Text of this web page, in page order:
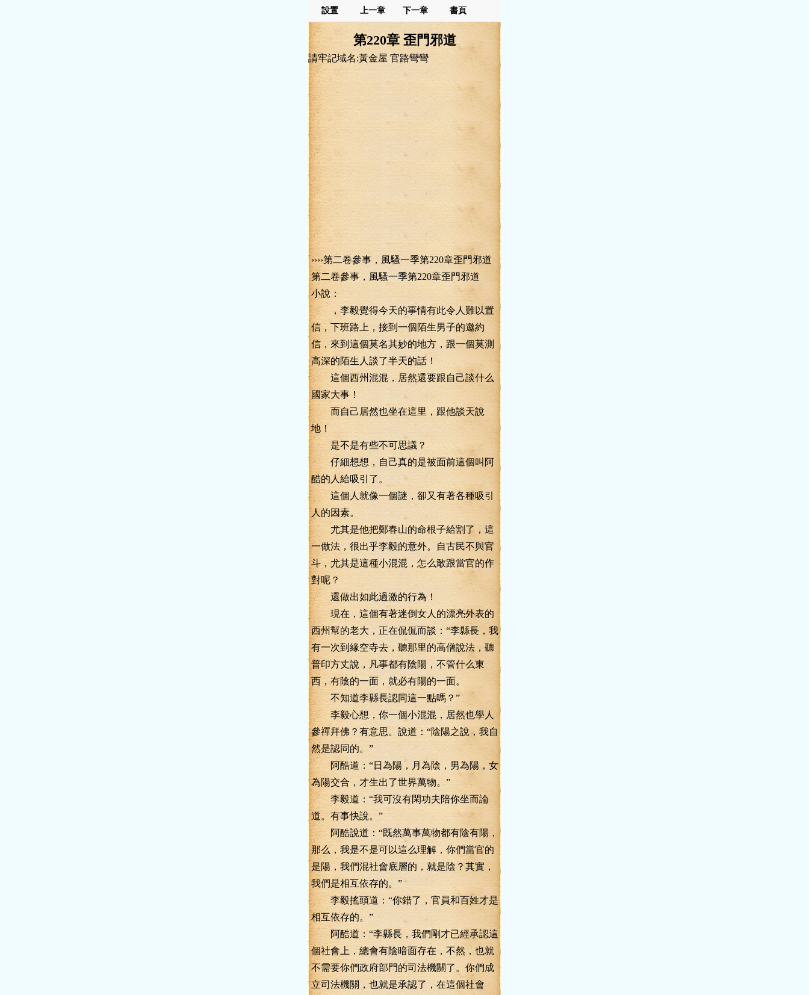
設置 上一章 下一章 書頁
第220章 歪門邪道
請牢記域名:黃金屋 官路彎彎
››››第二卷參事，風騷一季第220章歪門邪道
第二卷參事，風騷一季第220章歪門邪道
小說：
，李毅覺得今天的事情有此令人難以置
信，下班路上，接到一個陌生男子的邀約
信，來到這個莫名其妙的地方，跟一個莫測
高深的陌生人談了半天的話！
這個西州混混，居然還要跟自己談什么
國家大事！
而自己居然也坐在這里，跟他談天說
地！
是不是有些不可思議？
仔細想想，自己真的是被面前這個叫阿
酷的人給吸引了。
這個人就像一個謎，卻又有著各種吸引
人的因素。
尤其是他把鄭春山的命根子給割了，這
一做法，很出乎李毅的意外。自古民不與官
斗，尤其是這種小混混，怎么敢跟當官的作
對呢？
還做出如此過激的行為！
現在，這個有著迷倒女人的漂亮外表的
西州幫的老大，正在侃侃而談：“李縣長，我
有一次到緣空寺去，聽那里的高僧說法，聽
普印方丈說，凡事都有陰陽，不管什么東
西，有陰的一面，就必有陽的一面。
不知道李縣長認同這一點嗎？”
李毅心想，你一個小混混，居然也學人
參禪拜佛？有意思。說道：“陰陽之說，我自
然是認同的。”
阿酷道：“日為陽，月為陰，男為陽，女
為陽交合，才生出了世界萬物。”
李毅道：“我可沒有閑功夫陪你坐而論
道。有事快說。”
阿酷說道：“既然萬事萬物都有陰有陽，
那么，我是不是可以這么理解，你們當官的
是陽，我們混社會底層的，就是陰？其實，
我們是相互依存的。”
李毅搖頭道：“你錯了，官員和百姓才是
相互依存的。”
阿酷道：“李縣長，我們剛才已經承認這
個社會上，總會有陰暗面存在，不然，也就
不需要你們政府部門的司法機關了。你們成
立司法機關，也就是承認了，在這個社會